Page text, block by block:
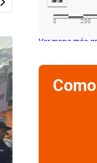
Ver mapa más